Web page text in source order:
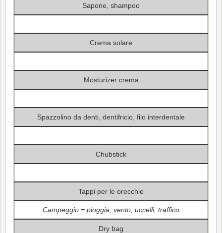
Sapone, shampoo
Crema solare
Mosturizer crema
Spazzolino da denti, dentifricio, filo interdentale
Chubstick
Tappi per le orecchie
Campeggio = pioggia, vento, uccelli, traffico
Dry bag